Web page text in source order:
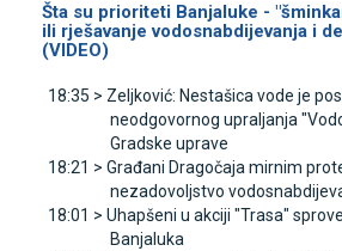
Šta su prioriteti Banjaluke -
ili rješavanje vodosnabdijevanja i
(VIDEO)
18:35 > Zeljković: Nestašica vode je
neodgovornog upraljanja
Gradske uprave
18:21 > Građani Dragočaja mirnim
nezadovoljstvo
18:01 > Uhapšeni u akciji "Trasa"
Banjaluka